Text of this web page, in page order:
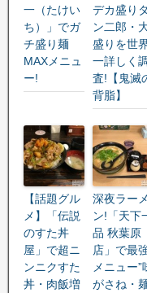
一（たけい
ち）」でガ
チ盛り麺
MAXメニュ
ー!
デカ盛りタ
ン二郎・
盛りを世
一詳しく
査!【鬼滅
背脂】
【話題グル
メ】「伝説
のすた丼
屋」で超ニ
ンニクすた
丼・肉飯増
深夜ラーメ
ン!「天下
品 秋葉原
店」で最
メニュー”
がさね・